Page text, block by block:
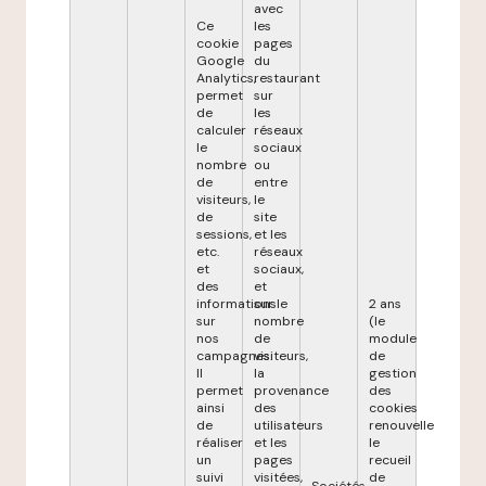
Ce
cookie
Google
Analytics,
permet
de
calculer
le
nombre
de
visiteurs,
de
sessions,
etc.
et
des
informations
sur
nos
campagnes.
Il
permet
ainsi
de
réaliser
un
suivi
avec
les
pages
du
restaurant
sur
les
réseaux
sociaux
ou
entre
le
site
et les
réseaux
sociaux,
et
sur le
nombre
de
visiteurs,
la
provenance
des
utilisateurs
et les
pages
visitées,
2 ans
(le
module
de
gestion
des
cookies
renouvelle
le
recueil
de